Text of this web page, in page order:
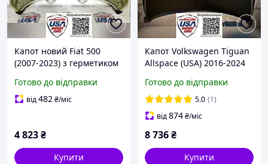
Капот новий Fiat 500
(2007-2023) з герметиком
США / Європа (Abarth /
Cabrio)
Готово до відправки
від482₴/міс
4 823₴
Купити
Капот Volkswagen Tiguan
Allspace (USA) 2016-2024
Готово до відправки
5.0 (1)
від874₴/міс
8 736₴
Купити